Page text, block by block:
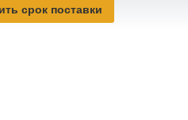
срок поставки